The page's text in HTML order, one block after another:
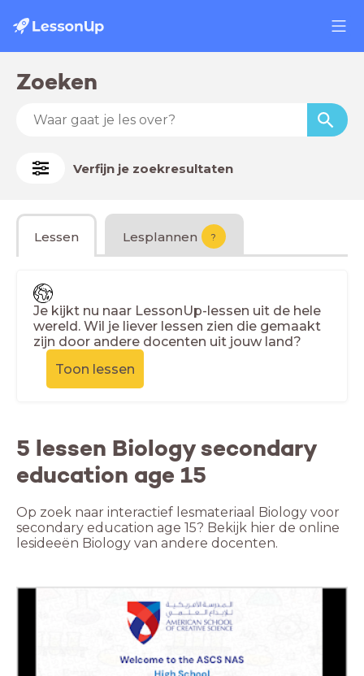
Zoeken
Verfijn je zoekresultaten
Lessen Lesplannen ?
Je kijkt nu naar LessonUp-lessen uit de hele
wereld. Wil je liever lessen zien die gemaakt
zijn door andere docenten uit jouw land?
Toon lessen
5 lessen Biology secondary
education age 15
Op zoek naar interactief lesmateriaal Biology voor
secondary education age 15? Bekijk hier de online
lesideeën Biology van andere docenten.